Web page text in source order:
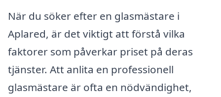
När du söker efter en glasmästare i
Aplared, är det viktigt att förstå vilka
faktorer som påverkar priset på deras
tjänster. Att anlita en professionell
glasmästare är ofta en nödvändighet,